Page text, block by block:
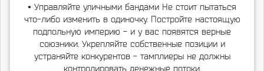
• Управляйте уличными бандами Не стоит пытаться
что-либо изменить в одиночку. Постройте настоящую
подпольную империю - и у вас появятся верные
союзники. Укрепляйте собственные позиции и
устраняйте конкурентов - тамплиеры не должны
контролировать денежные потоки.